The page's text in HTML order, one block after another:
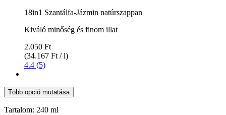
18in1 Szantálfa-Jázmin natúrszappan
Kiváló minőség és finom illat
2.050 Ft
(34.167 Ft / l)
4.4 (5)
Több opció mutatása
Tartalom: 240 ml